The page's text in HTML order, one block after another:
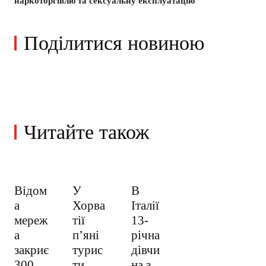
Поділитися новиною
Читайте також
Відом
а
мереж
а
закриє
У
Хорва
тії
пʼяні
турис
В
Італії
13-
річна
дівчи